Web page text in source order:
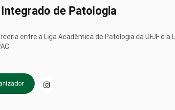
de Patologia
entre a Liga Acadêmica de Patologia da UFJF e a